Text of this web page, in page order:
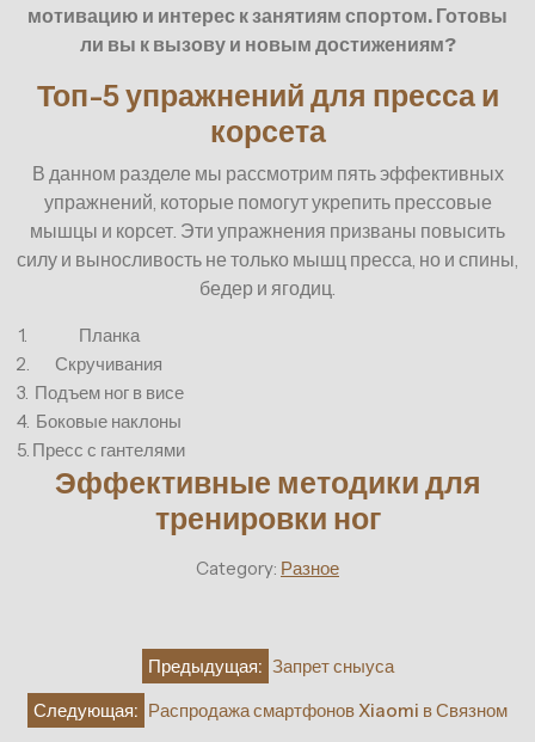
мотивацию и интерес к занятиям спортом. Готовы
ли вы к вызову и новым достижениям?
Топ-5 упражнений для пресса и
корсета
В данном разделе мы рассмотрим пять эффективных
упражнений, которые помогут укрепить прессовые
мышцы и корсет. Эти упражнения призваны повысить
силу и выносливость не только мышц пресса, но и спины,
бедер и ягодиц.
1.
Планка
2.
Скручивания
3. Подъем ног в висе
4. Боковые наклоны
5. Пресс с гантелями
Эффективные методики для
тренировки ног
Category: Разное
Навигация
по
записям
Предыдущая: Запрет сныуса
Следующая: Распродажа смартфонов Xiaomi в Связном